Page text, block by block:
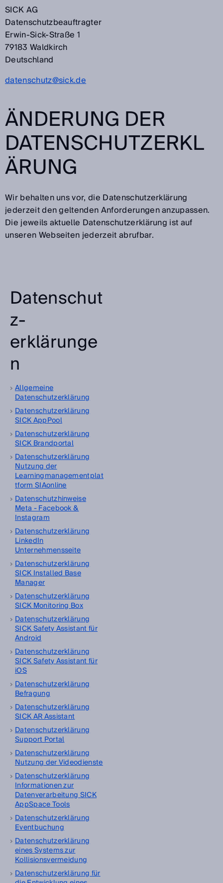
SICK AG
Datenschutzbeauftragter
Erwin-Sick-Straße 1
79183 Waldkirch
Deutschland
datenschutz@sick.de
ÄNDERUNG DER
DATENSCHUTZERKL
ÄRUNG
Wir behalten uns vor, die Datenschutzerklärung
jederzeit den geltenden Anforderungen anzupassen.
Die jeweils aktuelle Datenschutzerklärung ist auf
unseren Webseiten jederzeit abrufbar.
Datenschut
z­
erklärunge
n
Allgemeine
Datenschutzerklärung
Datenschutzerklärung
SICK AppPool
Datenschutzerklärung
SICK Brandportal
Datenschutzerklärung
Nutzung der
Learningmanagementplat
tform SIAonline
Datenschutzhinweise
Meta - Facebook &
Instagram
Datenschutzerklärung
LinkedIn
Unternehmensseite
Datenschutzerklärung
SICK Installed Base
Manager
Datenschutzerklärung
SICK Monitoring Box
Datenschutzerklärung
SICK Safety Assistant für
Android
Datenschutzerklärung
SICK Safety Assistant für
iOS
Datenschutzerklärung
Befragung
Datenschutzerklärung
SICK AR Assistant
Datenschutzerklärung
Support Portal
Datenschutzerklärung
Nutzung der Videodienste
Datenschutzerklärung
Informationen zur
Datenverarbeitung SICK
AppSpace Tools
Datenschutzerklärung
Eventbuchung
Datenschutzerklärung
eines Systems zur
Kollisionsvermeidung
Datenschutzerklärung für